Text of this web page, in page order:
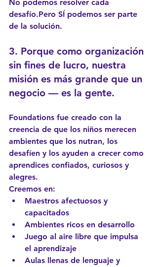
No podemos resolver cada
desafío.Pero SÍ podemos ser parte
de la solución.
3. Porque como organización
sin fines de lucro, nuestra
misión es más grande que un
negocio — es la gente.
Foundations fue creado con la
creencia de que los niños merecen
ambientes que los nutran, los
desafíen y los ayuden a crecer como
aprendices confiados, curiosos y
alegres.
Creemos en:
Maestros afectuosos y
capacitados
Ambientes ricos en desarrollo
Juego al aire libre que impulsa
el aprendizaje
Aulas llenas de lenguaje y